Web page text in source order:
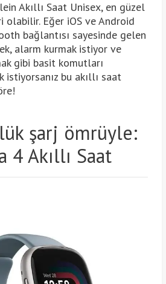
Akıllı Saat Unisex, en güzel
Eğer iOS ve Android
bağlantısı sayesinde gelen
alarm kurmak istiyor ve
gibi basit komutları
bu akıllı saat
şarj ömrüyle:
4 Akıllı Saat